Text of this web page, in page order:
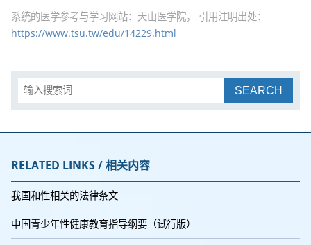
系统的医学参考与学习网站：天山医学院， 引用注明出处：
https://www.tsu.tw/edu/14229.html
SEARCH
RELATED LINKS / 相关内容
我国和性相关的法律条文
中国青少年性健康教育指导纲要（试行版）